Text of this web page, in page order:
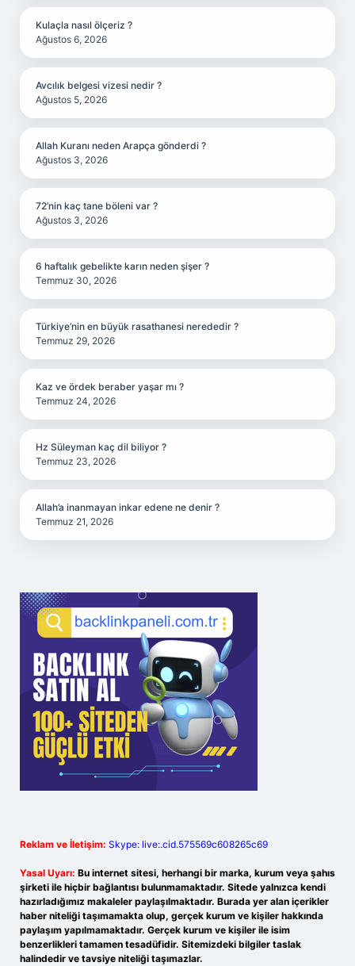
Kulaçla nasıl ölçeriz ?
Ağustos 6, 2026
Avcılık belgesi vizesi nedir ?
Ağustos 5, 2026
Allah Kuranı neden Arapça gönderdi ?
Ağustos 3, 2026
72’nin kaç tane böleni var ?
Ağustos 3, 2026
6 haftalık gebelikte karın neden şişer ?
Temmuz 30, 2026
Türkiye’nin en büyük rasathanesi nerededir ?
Temmuz 29, 2026
Kaz ve ördek beraber yaşar mı ?
Temmuz 24, 2026
Hz Süleyman kaç dil biliyor ?
Temmuz 23, 2026
Allah’a inanmayan inkar edene ne denir ?
Temmuz 21, 2026
Reklam ve İletişim: Skype: live:.cid.575569c608265c69
Yasal Uyarı: Bu internet sitesi, herhangi bir marka, kurum veya şahıs
şirketi ile hiçbir bağlantısı bulunmamaktadır. Sitede yalnızca kendi
hazırladığımız makaleler paylaşılmaktadır. Burada yer alan içerikler
haber niteliği taşımamakta olup, gerçek kurum ve kişiler hakkında
paylaşım yapılmamaktadır. Gerçek kurum ve kişiler ile isim
benzerlikleri tamamen tesadüfidir. Sitemizdeki bilgiler taslak
halindedir ve tavsiye niteliği taşımazlar.